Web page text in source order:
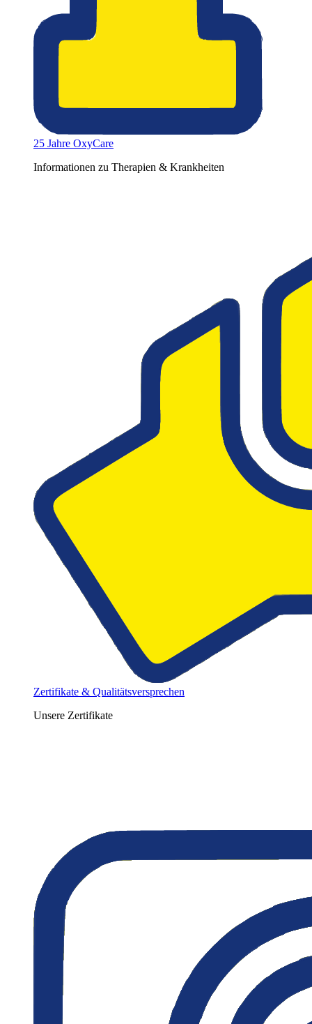
25 Jahre OxyCare
Informationen zu Therapien & Krankheiten
Zertifikate & Qualitätsversprechen
Unsere Zertifikate